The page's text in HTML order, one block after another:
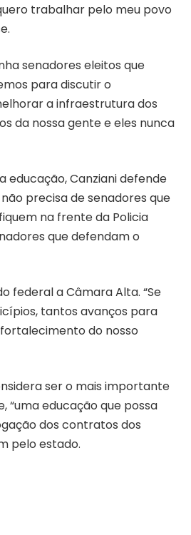
trabalhar pelo meu povo
senadores eleitos que
para discutir o
a infraestrutura dos
da nossa gente e eles nunca
educação, Canziani defende
precisa de senadores que
na frente da Policia
que defendam o
federal a Câmara Alta. “Se
tantos avanços para
do nosso
ser o mais importante
“uma educação que possa
dos contratos dos
pelo estado.